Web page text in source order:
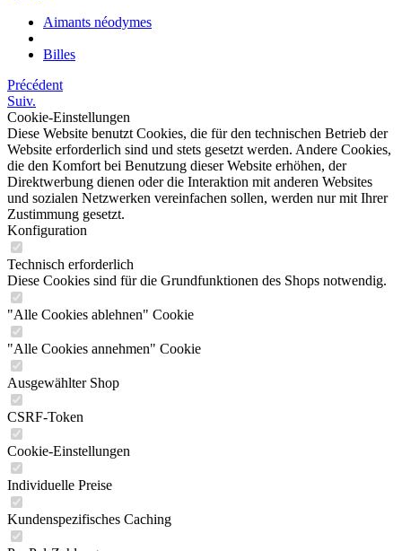
Aimants néodymes
Billes
Précédent
Suiv.
Cookie-Einstellungen
Diese Website benutzt Cookies, die für den technischen Betrieb der
Website erforderlich sind und stets gesetzt werden. Andere Cookies,
die den Komfort bei Benutzung dieser Website erhöhen, der
Direktwerbung dienen oder die Interaktion mit anderen Websites
und sozialen Netzwerken vereinfachen sollen, werden nur mit Ihrer
Zustimmung gesetzt.
Konfiguration
Technisch erforderlich
Diese Cookies sind für die Grundfunktionen des Shops notwendig.
"Alle Cookies ablehnen" Cookie
"Alle Cookies annehmen" Cookie
Ausgewählter Shop
CSRF-Token
Cookie-Einstellungen
Individuelle Preise
Kundenspezifisches Caching